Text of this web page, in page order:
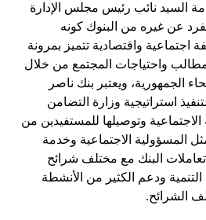
السيد نائب رئيس مجلس الإدارة
عن غيره من البنوك كونه
واقتصادية تتميز بمرونة
واحتياجات المجتمع من خلال
الجمهورية، ويعتبر بنك ناصر
استراتيجية وزارة التضامن
الاجتماعية وتوصيلها للمستفيدين من
المسؤولية الاجتماعية وخدمة
البنك مع مختلف شرائح
ودعم الكثير من الأنشطة
الشرائح.